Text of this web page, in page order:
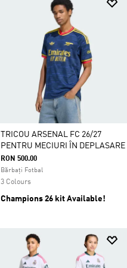
TRICOU ARSENAL FC 26/27
PENTRU MECIURI ÎN DEPLASARE
RON 500.00
Bărbați Fotbal
3 Colours
Champions 26 kit Available!